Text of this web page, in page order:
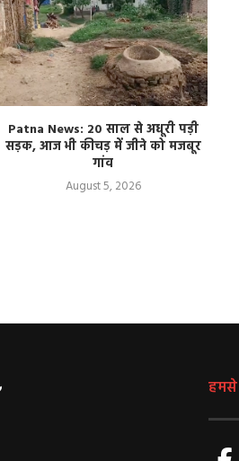
Patna News: 20 साल से अधूरी पड़ी
सड़क, आज भी कीचड़ में जीने को मजबूर
गांव
August 5, 2026
हमसे